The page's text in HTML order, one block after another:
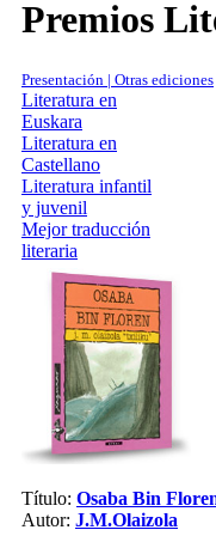
Premios
Presentación | Otras ediciones
Literatura en
Euskara
Literatura en
Castellano
Literatura infantil
y juvenil
Mejor traducción
literaria
Título: Osaba Bin
Autor: J.M.Olaizola